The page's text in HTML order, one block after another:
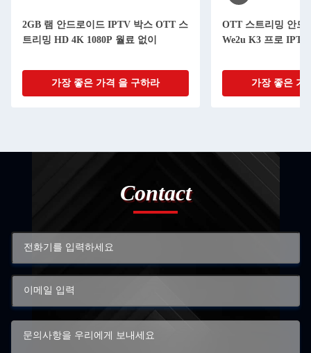
2GB 램 안드로이드 IPTV 박스 OTT 스
트리밍 HD 4K 1080P 월료 없이
가장 좋은 가격 을 구하라
OTT 스트리밍 안드
We2u K3 프로
가장 좋은 가
Contact